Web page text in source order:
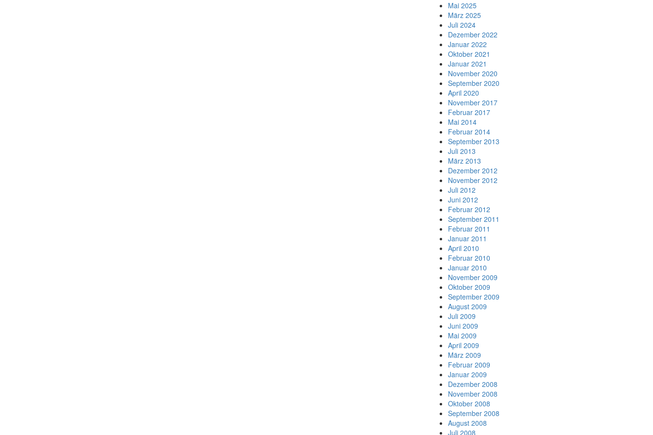
Mai 2025
März 2025
Juli 2024
Dezember 2022
Januar 2022
Oktober 2021
Januar 2021
November 2020
September 2020
April 2020
November 2017
Februar 2017
Mai 2014
Februar 2014
September 2013
Juli 2013
März 2013
Dezember 2012
November 2012
Juli 2012
Juni 2012
Februar 2012
September 2011
Februar 2011
Januar 2011
April 2010
Februar 2010
Januar 2010
November 2009
Oktober 2009
September 2009
August 2009
Juli 2009
Juni 2009
Mai 2009
April 2009
März 2009
Februar 2009
Januar 2009
Dezember 2008
November 2008
Oktober 2008
September 2008
August 2008
Juli 2008